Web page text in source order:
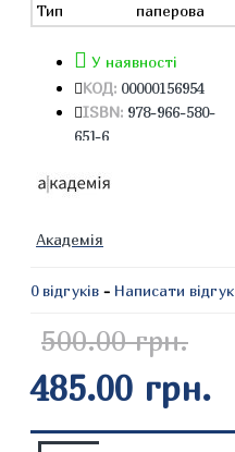
Тип
паперова
У наявності
КОД: 00000156954
ISBN: 978-966-580-
651-6
Академія
0 відгуків - Написати відгук
500.00 грн.
485.00 грн.